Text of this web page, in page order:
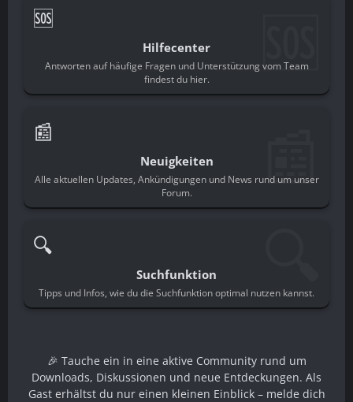
🆘
Hilfecenter
Antworten auf häufige Fragen und Unterstützung vom Team
findest du hier.
🆘
📰
Neuigkeiten
Alle aktuellen Updates, Ankündigungen und News rund um unser
Forum.
📰
🔍
Suchfunktion
Tipps und Infos, wie du die Suchfunktion optimal nutzen kannst.
🎉 Tauche ein in eine aktive Community rund um
Downloads, Diskussionen und neue Entdeckungen. Als
Gast erhältst du nur einen kleinen Einblick – melde dich